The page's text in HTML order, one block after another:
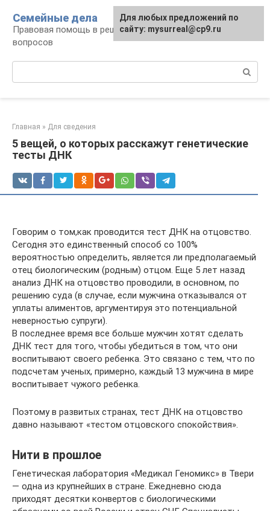
контенту
Семейные дела
Правовая помощь в решении семейных
вопросов
Главная » Для сведения
5 вещей, о которых расскажут генетические
тесты ДНК
Говорим о том,как проводится тест ДНК на отцовство.
Сегодня это единственный способ со 100%
вероятностью определить, является ли предполагаемый
отец биологическим (родным) отцом. Еще 5 лет назад
анализ ДНК на отцовство проводили, в основном, по
решению суда (в случае, если мужчина отказывался от
уплаты алиментов, аргументируя это потенциальной
неверностью супруги).
В последнее время все больше мужчин хотят сделать
ДНК тест для того, чтобы убедиться в том, что они
воспитывают своего ребенка. Это связано с тем, что по
подсчетам ученых, примерно, каждый 13 мужчина в мире
воспитывает чужого ребенка.
Поэтому в развитых странах, тест ДНК на отцовство
давно называют «тестом отцовского спокойствия».
Нити в прошлое
Генетическая лаборатория «Медикал Геномикс» в Твери
— одна из крупнейших в стране. Ежедневно сюда
приходят десятки конвертов с биологическими
Для любых предложений по
сайту: mysurreal@cp9.ru